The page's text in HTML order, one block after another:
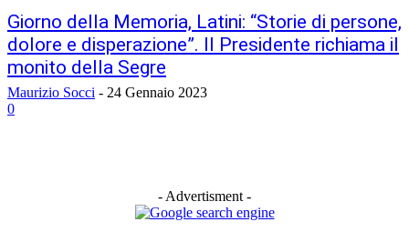
Giorno della Memoria, Latini: “Storie di persone,
dolore e disperazione”. Il Presidente richiama il
monito della Segre
Maurizio Socci - 24 Gennaio 2023
0
- Advertisment -